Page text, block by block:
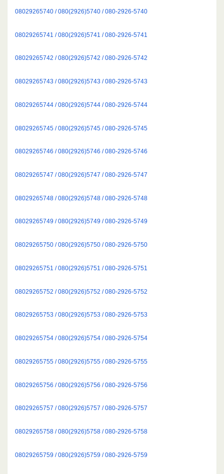
08029265740 / 080(2926)5740 / 080-2926-5740
08029265741 / 080(2926)5741 / 080-2926-5741
08029265742 / 080(2926)5742 / 080-2926-5742
08029265743 / 080(2926)5743 / 080-2926-5743
08029265744 / 080(2926)5744 / 080-2926-5744
08029265745 / 080(2926)5745 / 080-2926-5745
08029265746 / 080(2926)5746 / 080-2926-5746
08029265747 / 080(2926)5747 / 080-2926-5747
08029265748 / 080(2926)5748 / 080-2926-5748
08029265749 / 080(2926)5749 / 080-2926-5749
08029265750 / 080(2926)5750 / 080-2926-5750
08029265751 / 080(2926)5751 / 080-2926-5751
08029265752 / 080(2926)5752 / 080-2926-5752
08029265753 / 080(2926)5753 / 080-2926-5753
08029265754 / 080(2926)5754 / 080-2926-5754
08029265755 / 080(2926)5755 / 080-2926-5755
08029265756 / 080(2926)5756 / 080-2926-5756
08029265757 / 080(2926)5757 / 080-2926-5757
08029265758 / 080(2926)5758 / 080-2926-5758
08029265759 / 080(2926)5759 / 080-2926-5759